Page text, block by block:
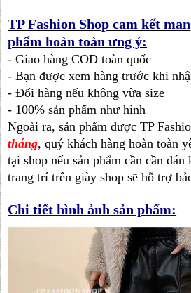
TP Fashion Shop cam kết
phẩm hoàn toàn ưng ý:
- Giao hàng COD toàn quốc
- Bạn được xem hàng trước khi
- Đổi hàng nếu không vừa size
- 100% sản phẩm như hình
Ngoài ra, sản phẩm được TP
tháng, quý khách hàng hoàn toàn
tại shop nếu sản phẩm cần cần dán
trang trí trên giày shop sẽ hỗ trợ
Chi tiết hình ảnh sản phẩm: